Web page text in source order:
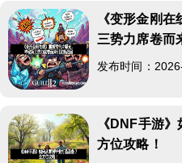
《变形金刚
三势力席卷而
发布时间：
《DNF手游
方位攻略！